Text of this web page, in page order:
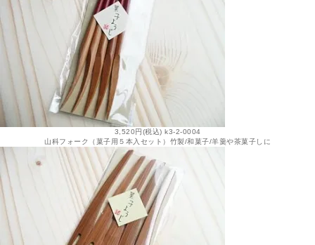
3,520円(税込) k3-2-0004
山科フォーク（菓子用５本入セット）竹製/和菓子/羊羹や茶菓子しに